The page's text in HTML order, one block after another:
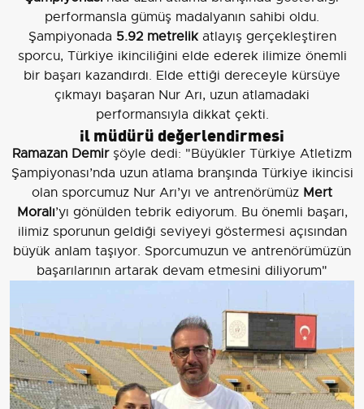
performansla gümüş madalyanın sahibi oldu.
Şampiyonada 5.92 metrelikatlayış gerçekleştiren
sporcu, Türkiye ikinciliğini elde ederek ilimize önemli
bir başarı kazandırdı. Elde ettiği dereceyle kürsüye
çıkmayı başaran Nur Arı, uzun atlamadaki
performansıyla dikkat çekti.
il müdürü değerlendirmesi
Ramazan Demirşöyle dedi: "Büyükler Türkiye Atletizm
Şampiyonası’nda uzun atlama branşında Türkiye ikincisi
olan sporcumuz Nur Arı’yı ve antrenörümüz Mert
Moralı’yı gönülden tebrik ediyorum. Bu önemli başarı,
ilimiz sporunun geldiği seviyeyi göstermesi açısından
büyük anlam taşıyor. Sporcumuzun ve antrenörümüzün
başarılarının artarak devam etmesini diliyorum"